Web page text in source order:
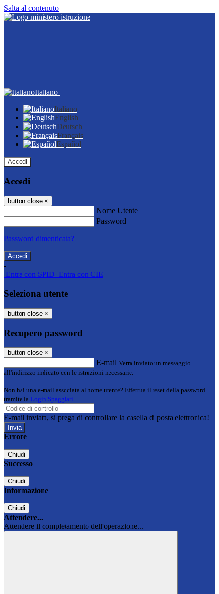
Salta al contenuto
Italiano
Italiano
English
Deutsch
Français
Español
Accedi
Accedi
button close ×
Nome Utente
Password
Password dimenticata?
-
Entra con SPID Entra con CIE
Seleziona utente
button close ×
Recupero password
button close ×
E-mail Verrà inviato un messaggio
all'indirizzo indicato con le istruzioni necessarie.
Non hai una e-mail associata al nome utente? Effettua il reset della password
tramite la Login Spaggiari
E-mail inviata, si prega di controllare la casella di posta elettronica!
Errore
Chiudi
Successo
Chiudi
Informazione
Chiudi
Attendere...
Attendere il completamento dell'operazione...